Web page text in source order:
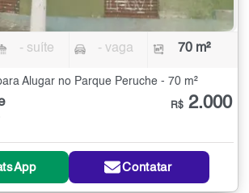
- suíte - vaga 70 m²
Alugar no Parque Peruche - 70 m²
R$ 2.000
Contatar